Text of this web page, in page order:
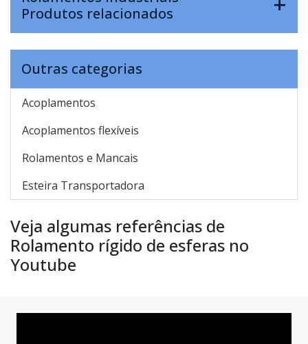
Produtos relacionados
Outras categorias
Acoplamentos
Acoplamentos flexíveis
Rolamentos e Mancais
Esteira Transportadora
Veja algumas referências de
Rolamento rígido de esferas no
Youtube